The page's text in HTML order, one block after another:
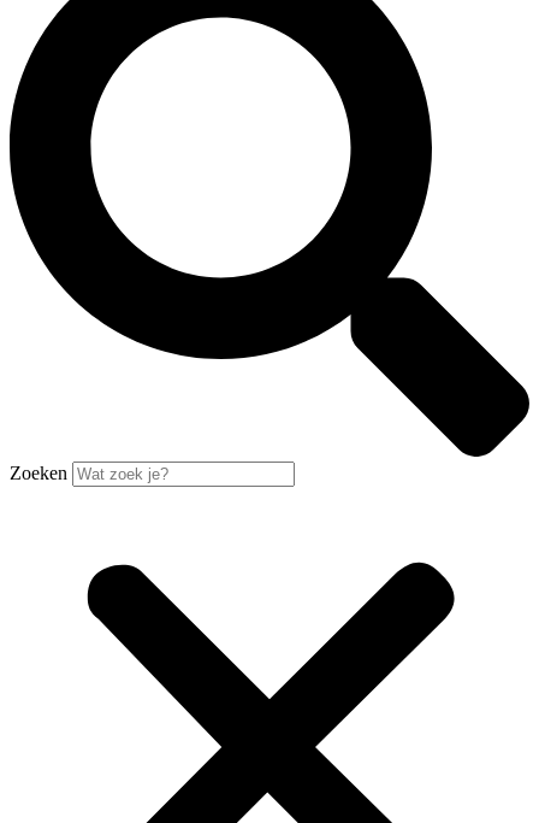
Zoeken